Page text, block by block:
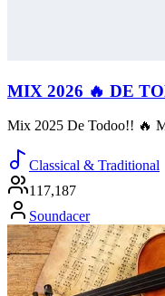
MIX 2026 🔥 DE
Mix 2025 De Todoo!! 🔥
Classical & Traditional
117,187
Soundacer